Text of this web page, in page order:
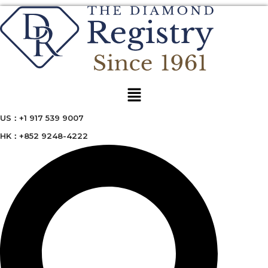
Menu
US：+1 917 539 9007
HK：+852 9248-4222